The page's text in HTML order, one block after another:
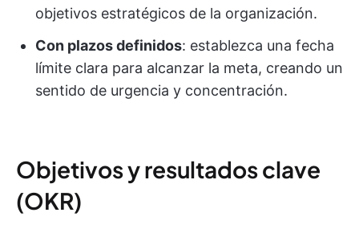
objetivos estratégicos de la organización.
Con plazos definidos: establezca una fecha
límite clara para alcanzar la meta, creando un
sentido de urgencia y concentración.
Objetivos y resultados clave
(OKR)